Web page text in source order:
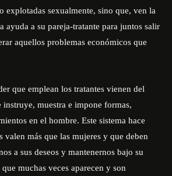
explotadas sexualmente, sino que, ven la
ayuda a su pareja-tratante para juntos salir
aquellos problemas económicos que
que emplean los tratantes vienen del
instruye, muestra e impone formas,
en el hombre. Este sistema hace
valen más que las mujeres y que deben
a sus deseos y mantenernos bajo su
muchas veces aparecen y son